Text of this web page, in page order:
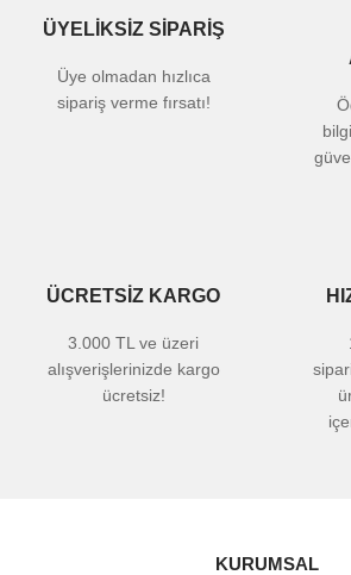
ÜYELİKSİZ SİPARİŞ
Üye olmadan hızlıca
sipariş verme fırsatı!
ÜCRETSİZ KARGO
3.000 TL ve üzeri
alışverişlerinizde kargo
ücretsiz!
KURUMSAL